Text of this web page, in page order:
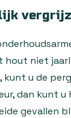
niet
u de
dan kunt
gevallen